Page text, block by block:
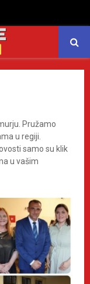
Pružamo
u regiji.
samo su klik
u vašim